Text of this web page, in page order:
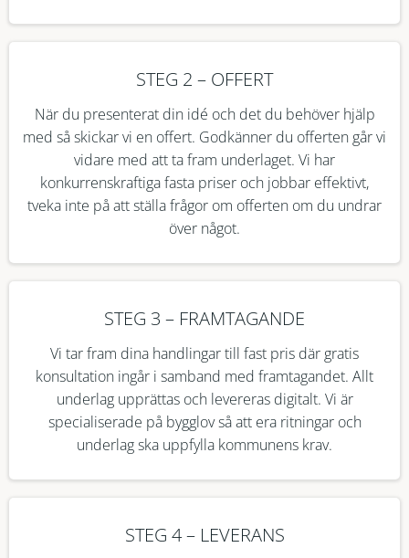
STEG 2 – OFFERT
När du presenterat din idé och det du behöver hjälp
med så skickar vi en offert. Godkänner du offerten går vi
vidare med att ta fram underlaget. Vi har
konkurrenskraftiga fasta priser och jobbar effektivt,
tveka inte på att ställa frågor om offerten om du undrar
över något.
STEG 3 – FRAMTAGANDE
Vi tar fram dina handlingar till fast pris där gratis
konsultation ingår i samband med framtagandet. Allt
underlag upprättas och levereras digitalt. Vi är
specialiserade på bygglov så att era ritningar och
underlag ska uppfylla kommunens krav.
STEG 4 – LEVERANS